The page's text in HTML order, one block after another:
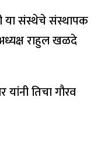
या संस्थेचे संस्थापक
राहुल खळदे
तिचा गौरव